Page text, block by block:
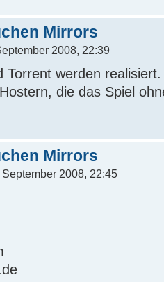
Mirrors
2008, 22:39
Torrent werden
die das Spiel
Mirrors
September 2008, 22:45